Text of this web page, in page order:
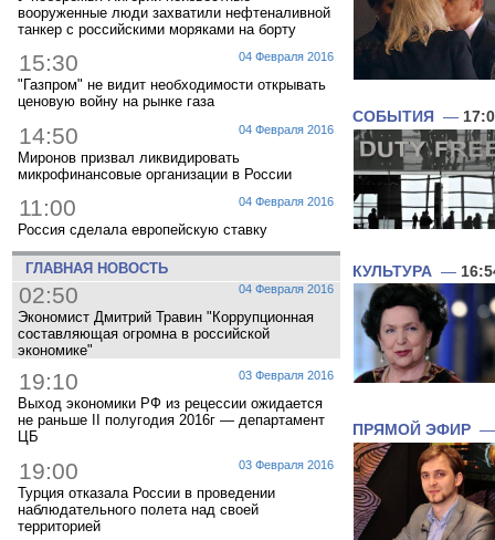
вооруженные люди захватили нефтеналивной
танкер с российскими моряками на борту
04 Февраля 2016
15:30
"Газпром" не видит необходимости открывать
ценовую войну на рынке газа
04 Февраля 2016
14:50
Миронов призвал ликвидировать
микрофинансовые организации в России
04 Февраля 2016
11:00
Россия сделала европейскую ставку
ГЛАВНАЯ НОВОСТЬ
04 Февраля 2016
02:50
Экономист Дмитрий Травин "Коррупционная
составляющая огромна в российской
экономике"
03 Февраля 2016
19:10
Выход экономики РФ из рецессии ожидается
не раньше II полугодия 2016г — департамент
ЦБ
03 Февраля 2016
19:00
Турция отказала России в проведении
наблюдательного полета над своей
территорией
СОБЫТИЯ —
КУЛЬТУРА —
ПРЯМОЙ ЭФИР